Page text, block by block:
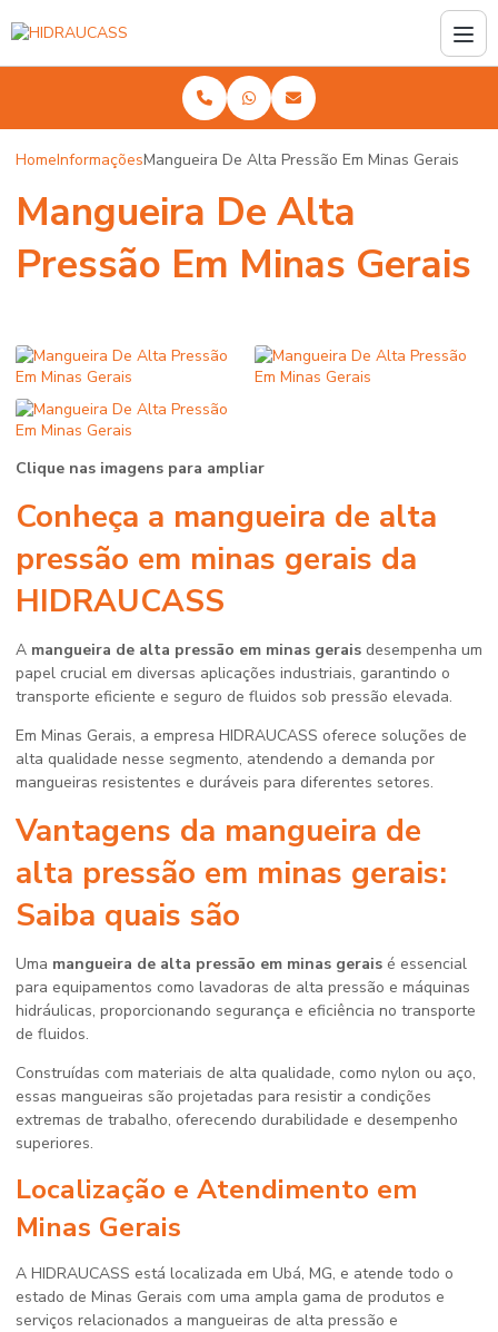
HomeInformaçõesMangueira De Alta Pressão Em Minas Gerais
Mangueira De Alta
Pressão Em Minas Gerais
Clique nas imagens para ampliar
Conheça a mangueira de alta
pressão em minas gerais da
HIDRAUCASS
A mangueira de alta pressão em minas gerais desempenha um
papel crucial em diversas aplicações industriais, garantindo o
transporte eficiente e seguro de fluidos sob pressão elevada.
Em Minas Gerais, a empresa HIDRAUCASS oferece soluções de
alta qualidade nesse segmento, atendendo a demanda por
mangueiras resistentes e duráveis para diferentes setores.
Vantagens da mangueira de
alta pressão em minas gerais:
Saiba quais são
Uma mangueira de alta pressão em minas gerais é essencial
para equipamentos como lavadoras de alta pressão e máquinas
hidráulicas, proporcionando segurança e eficiência no transporte
de fluidos.
Construídas com materiais de alta qualidade, como nylon ou aço,
essas mangueiras são projetadas para resistir a condições
extremas de trabalho, oferecendo durabilidade e desempenho
superiores.
Localização e Atendimento em
Minas Gerais
A HIDRAUCASS está localizada em Ubá, MG, e atende todo o
estado de Minas Gerais com uma ampla gama de produtos e
serviços relacionados a mangueiras de alta pressão e